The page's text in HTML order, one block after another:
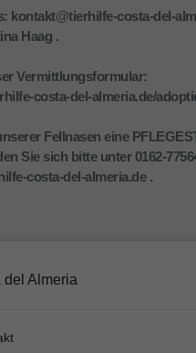
kontakt@tierhilfe-costa-del-
Haag .
Vermittlungsformular:
costa-del-almeria.de/
Fellnasen eine
Sie sich bitte unter 0162-
costa-del-almeria.de .
del Almeria